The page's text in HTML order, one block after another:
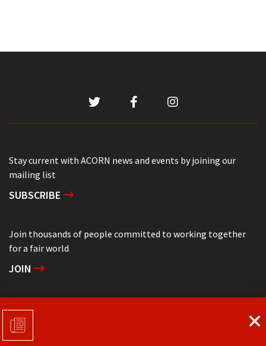
Stay current with ACORN news and events by joining our
mailing list
SUBSCRIBE
Join thousands of people committed to working together
for a fair world
JOIN
Support grassroots community organizing
DONATE